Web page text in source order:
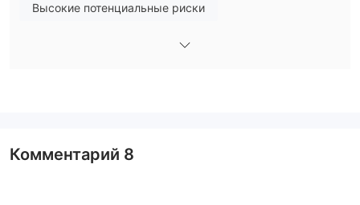
Торговая платформа
Высокие потенциальные риски
Комментарий 8